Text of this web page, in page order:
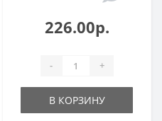
226.00р.
- +
В КОРЗИНУ